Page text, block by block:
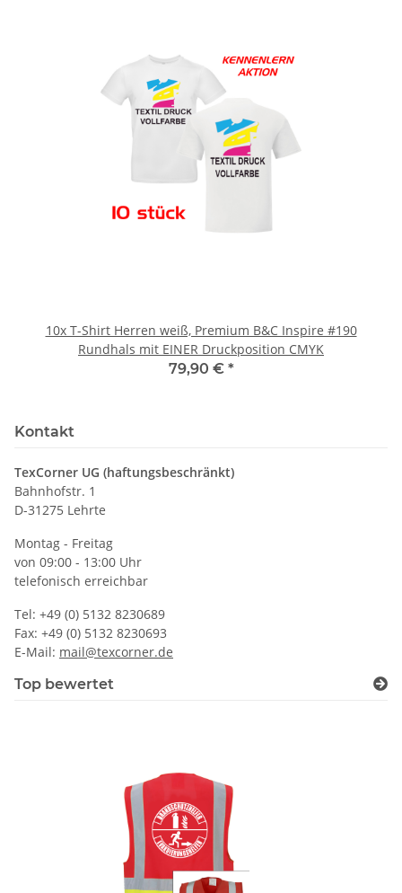
10x T-Shirt Herren weiß, Premium B&C Inspire #190
Rundhals mit EINER Druckposition CMYK
79,90 € *
Kontakt
TexCorner UG (haftungsbeschränkt)
Bahnhofstr. 1
D-31275 Lehrte
Montag - Freitag
von 09:00 - 13:00 Uhr
telefonisch erreichbar
Tel: +49 (0) 5132 8230689
Fax: +49 (0) 5132 8230693
E-Mail: mail@texcorner.de
Top bewertet